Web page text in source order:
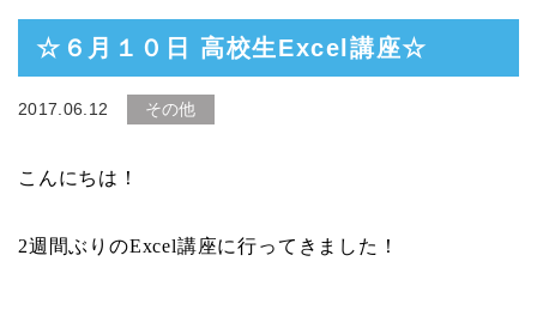
☆６月１０日 高校生Excel講座☆
2017.06.12 その他
こんにちは！
2週間ぶりのExcel講座に行ってきました！